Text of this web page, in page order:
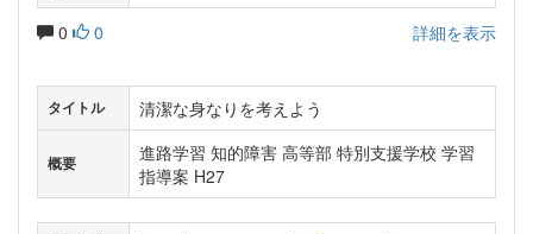
0 0 詳細を表示
タイトル 清潔な身なりを考えよう
概要
進路学習 知的障害 高等部 特別支援学校 学習
指導案 H27